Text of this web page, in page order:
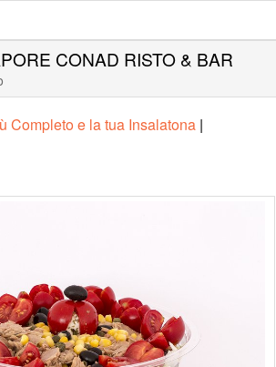
CONAD RISTO & BAR
Completo e la tua Insalatona |